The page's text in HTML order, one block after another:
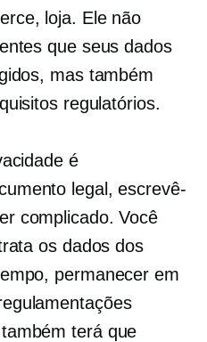
loja. Ele não
que seus dados
mas também
regulatórios.
é
legal, escrevê-
complicado. Você
os dados dos
permanecer em
terá que